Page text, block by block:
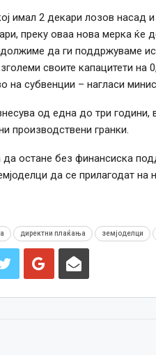
имал 2 декари лозов насад
преку оваа нова мерка
да ги поддржуваме
своите капацитети на
на субвенции – нагласи
од една до три години,
производствени гранки.
да остане без финансиска
да се прилагодат
директни плаќања земјоделци